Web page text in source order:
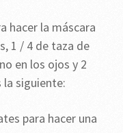
hacer la máscara
1 / 4 de taza de
en los ojos y 2
siguiente:
para hacer una